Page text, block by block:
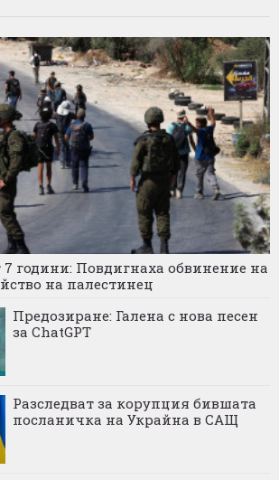
години: Повдигнаха обвинение на
на палестинец
Предозиране: Галена с нова песен
за ChatGPT
Разследват за корупция бившата
посланичка на Украйна в САЩ